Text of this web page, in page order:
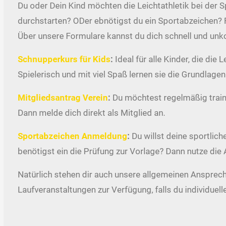
Du oder Dein Kind möchten die Leichtathletik bei der
durchstarten? ODer ebnötigst du ein
Über unsere Formulare kannst du dich schnell und
Schnupperkurs für Kids: Ideal für alle Kinder, die die
Spielerisch und mit viel Spaß lernen sie die
Mitgliedsantrag Verein: Du möchtest regelmäßig
Dann melde dich direkt als Mitglied an.
Sportabzeichen Anmeldung: Du willst deine
benötigst ein die Prüfung zur Vorlage? Dann nutze
Natürlich stehen dir auch unsere allgemeinen
Laufveranstaltungen zur Verfügung, falls du